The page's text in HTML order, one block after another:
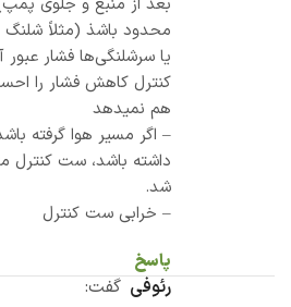
بعد از منبع و جلوی
محدود باشذ (مثلاً
یا سرشلنگی‌ها فشار
کنترل کاهش فشار را
هم نمیدهد
– اگر مسیر هوا گرفته
داشته باشد، ست کنترل
شد.
– خرابی ست کنترل
پاسخ
رئوفی گفت: